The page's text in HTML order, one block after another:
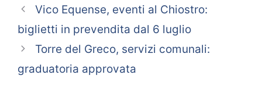
Vico Equense, eventi al Chiostro:
biglietti in prevendita dal 6 luglio
Torre del Greco, servizi comunali:
graduatoria approvata